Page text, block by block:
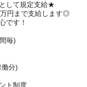
して規定支給★
円まで支給します◎
です！
毎)
働分)
ト制度